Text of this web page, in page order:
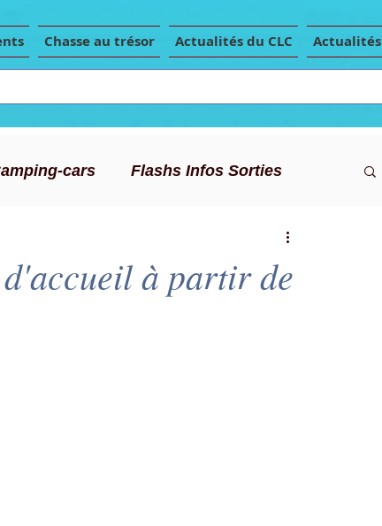
Chasse au trésor Actualités du CLC Actualités
cars Flashs Infos Sorties
Articles de presse
à partir de